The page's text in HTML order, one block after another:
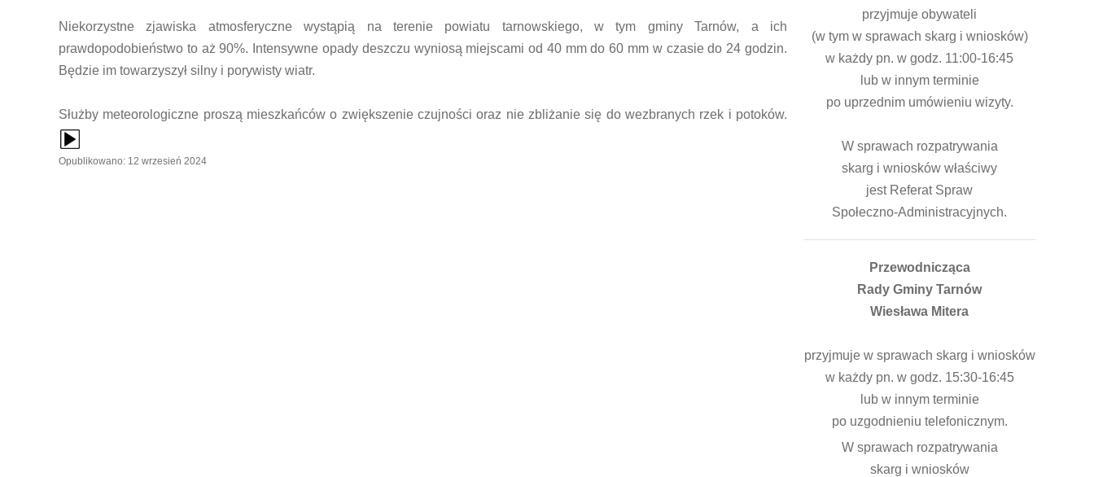
Niekorzystne zjawiska atmosferyczne wystąpią na terenie powiatu tarnowskiego, w tym gminy Tarnów, a ich
prawdopodobieństwo to aż 90%. Intensywne opady deszczu wyniosą miejscami od 40 mm do 60 mm w czasie do 24 godzin.
Będzie im towarzyszył silny i porywisty wiatr.
Służby meteorologiczne proszą mieszkańców o zwiększenie czujności oraz nie zbliżanie się do wezbranych rzek i potoków.
{Play}
Opublikowano: 12 wrzesień 2024
przyjmuje obywateli
(w tym w sprawach skarg i wniosków)
w każdy pn. w godz. 11:00-16:45
lub w innym terminie
po uprzednim umówieniu wizyty.
W sprawach rozpatrywania
skarg i wniosków właściwy
jest Referat Spraw
Społeczno-Administracyjnych.
Przewodnicząca
Rady Gminy Tarnów
Wiesława Mitera
przyjmuje w sprawach skarg i wniosków
w każdy pn. w godz. 15:30-16:45
lub w innym terminie
po uzgodnieniu telefonicznym.
W sprawach rozpatrywania
skarg i wniosków